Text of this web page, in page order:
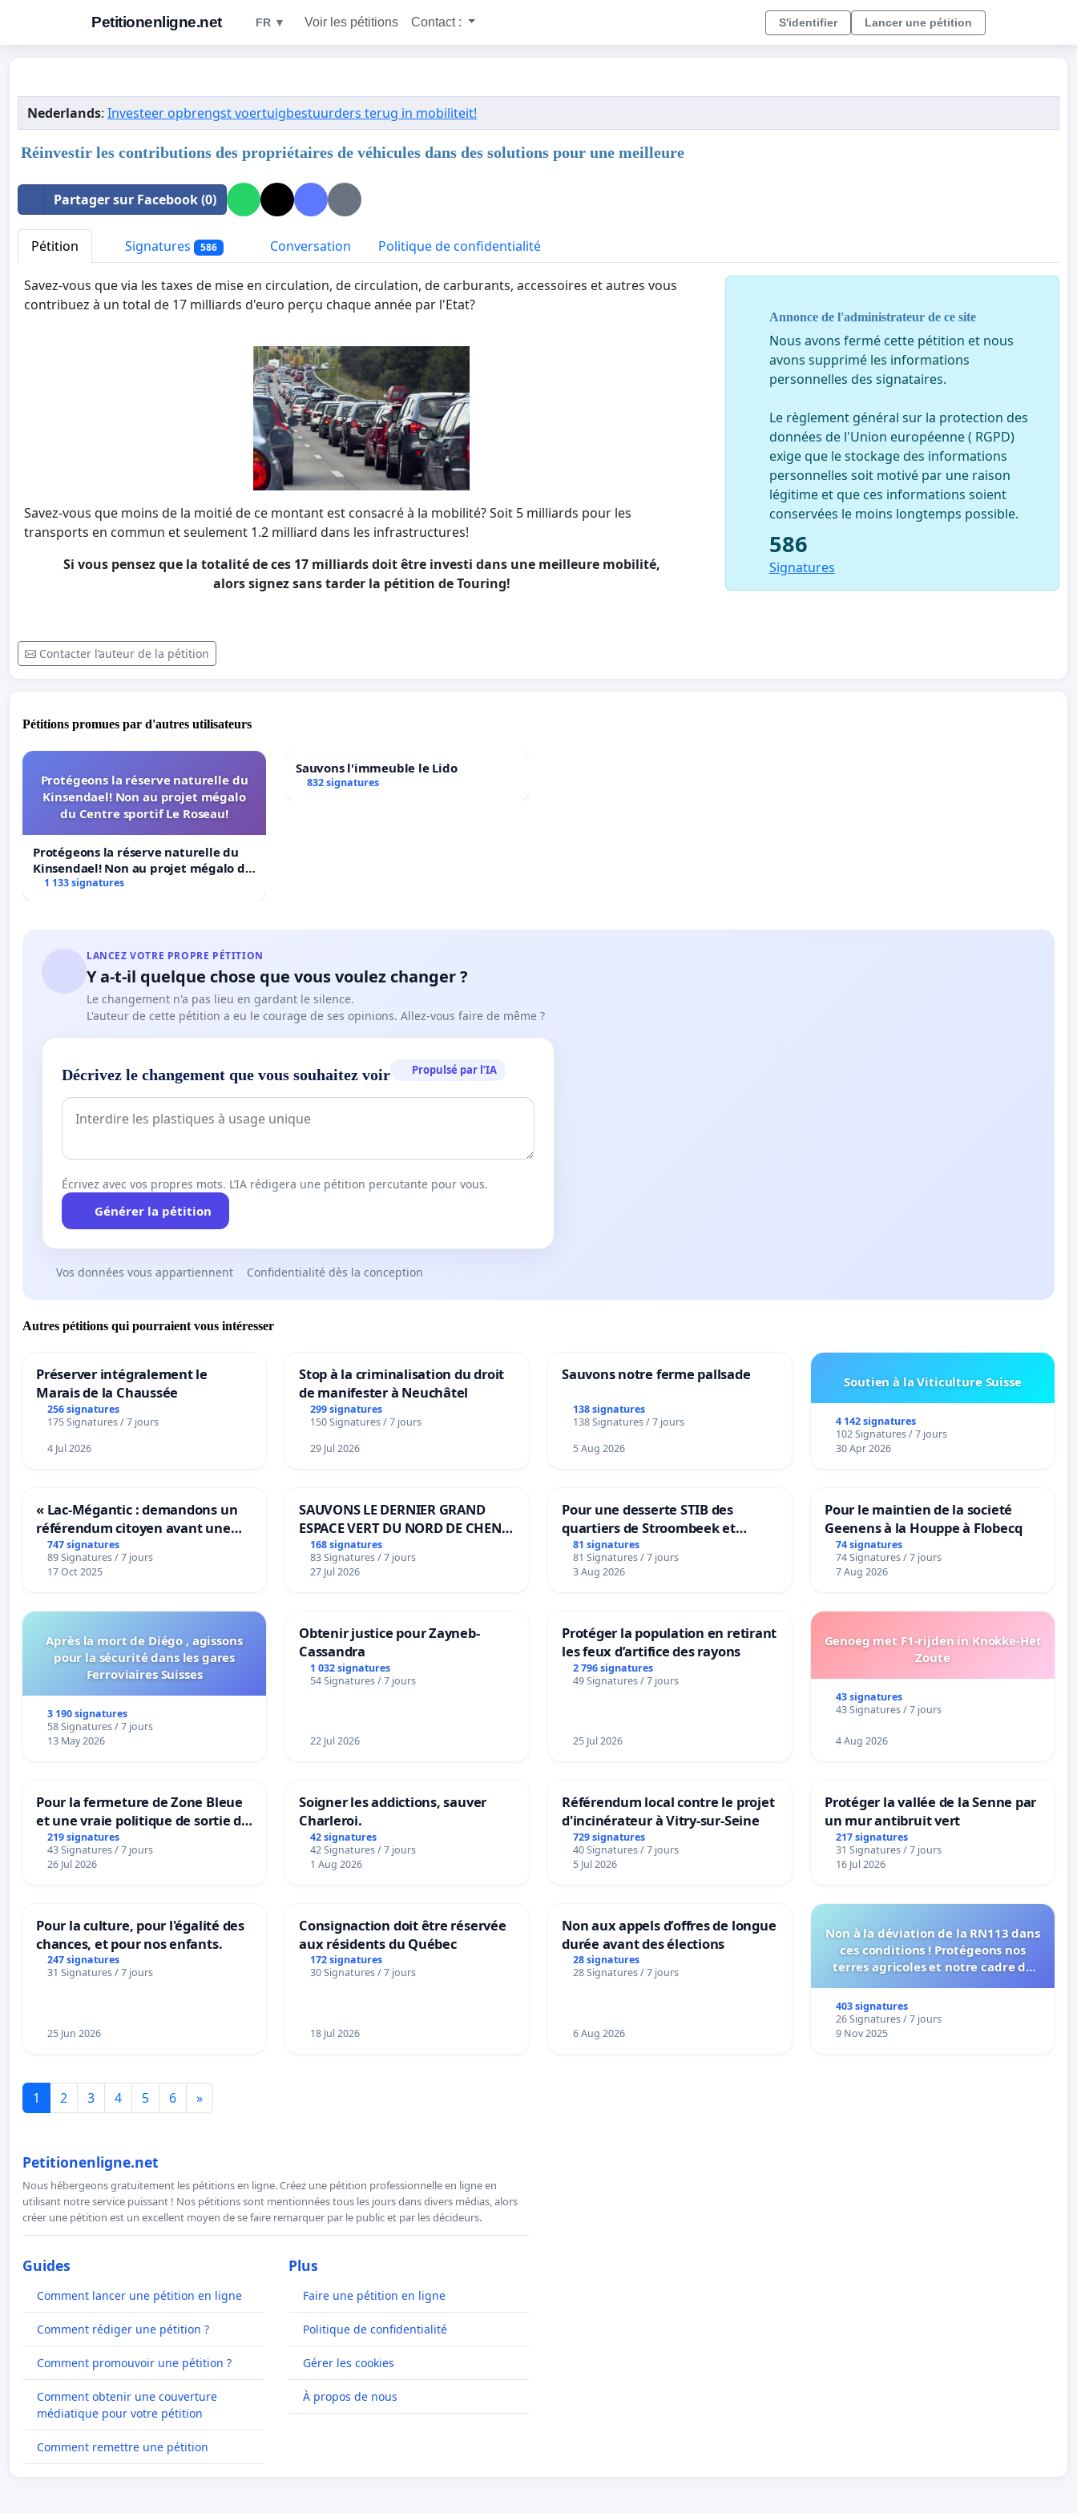
Petitionenligne.net FR ▼ Voir les pétitions Contact : S'identifier Lancer une pétition
Nederlands:Investeer opbrengst voertuigbestuurders terug in mobiliteit!
Réinvestir les contributions des propriétaires de véhicules dans des solutions pour une meilleure
Partager sur Facebook (0)
Pétition Signatures 586 Conversation Politique de confidentialité
Savez-vous que via les taxes de mise en circulation, de circulation, de carburants, accessoires et autres vous
contribuez à un total de 17 milliards d'euro perçu chaque année par l'Etat?
Savez-vous que moins de la moitié de ce montant est consacré à la mobilité? Soit 5 milliards pour les
transports en commun et seulement 1.2 milliard dans les infrastructures!
Si vous pensez que la totalité de ces 17 milliards doit être investi dans une meilleure mobilité,
alors signez sans tarder la pétition de Touring!
Contacter l’auteur de la pétition
Annonce de l'administrateur de ce site
Nous avons fermé cette pétition et nous
avons supprimé les informations
personnelles des signataires.
Le règlement général sur la protection des
données de l'Union européenne ( RGPD)
exige que le stockage des informations
personnelles soit motivé par une raison
légitime et que ces informations soient
conservées le moins longtemps possible.
586
Signatures
Pétitions promues par d'autres utilisateurs
Protégeons la réserve naturelle du
Kinsendael! Non au projet mégalo
du Centre sportif Le Roseau!
Protégeons la réserve naturelle du
Kinsendael! Non au projet mégalo du
Centre sportif Le Roseau!
1 133 signatures
Sauvons l'immeuble le Lido
832 signatures
LANCEZ VOTRE PROPRE PÉTITION
Y a-t-il quelque chose que vous voulez changer ?
Le changement n'a pas lieu en gardant le silence.
L'auteur de cette pétition a eu le courage de ses opinions. Allez-vous faire de même ?
Décrivez le changement que vous souhaitez voir Propulsé par l’IA
Écrivez avec vos propres mots. L’IA rédigera une pétition percutante pour vous.
Générer la pétition
Vos données vous appartiennent Confidentialité dès la conception
Autres pétitions qui pourraient vous intéresser
Préserver intégralement le
Marais de la Chaussée
256 signatures
175 Signatures / 7 jours
4 Jul 2026
Stop à la criminalisation du droit
de manifester à Neuchâtel
299 signatures
150 Signatures / 7 jours
29 Jul 2026
Sauvons notre ferme pallsade
138 signatures
138 Signatures / 7 jours
5 Aug 2026
Soutien à la Viticulture Suisse
4 142 signatures
102 Signatures / 7 jours
30 Apr 2026
« Lac-Mégantic : demandons un
référendum citoyen avant une
transformation irréversible de
notre territoire »
747 signatures
89 Signatures / 7 jours
17 Oct 2025
SAUVONS LE DERNIER GRAND
ESPACE VERT DU NORD DE CHENE-
BOUGERIES
168 signatures
83 Signatures / 7 jours
27 Jul 2026
Pour une desserte STIB des
quartiers de Stroombeek et
Beauval - Voor een MIVB-
bediening van de wijken
Strombeek en Het Voor
81 signatures
81 Signatures / 7 jours
3 Aug 2026
Pour le maintien de la societé
Geenens à la Houppe à Flobecq
74 signatures
74 Signatures / 7 jours
7 Aug 2026
Après la mort de Diégo , agissons
pour la sécurité dans les gares
Ferroviaires Suisses
3 190 signatures
58 Signatures / 7 jours
13 May 2026
Obtenir justice pour Zayneb-
Cassandra
1 032 signatures
54 Signatures / 7 jours
22 Jul 2026
Protéger la population en retirant
les feux d’artifice des rayons
2 796 signatures
49 Signatures / 7 jours
25 Jul 2026
Genoeg met F1-rijden in Knokke-Het
Zoute
43 signatures
43 Signatures / 7 jours
4 Aug 2026
Pour la fermeture de Zone Bleue
et une vraie politique de sortie de
la dépendance
219 signatures
43 Signatures / 7 jours
26 Jul 2026
Soigner les addictions, sauver
Charleroi.
42 signatures
42 Signatures / 7 jours
1 Aug 2026
Référendum local contre le projet
d'incinérateur à Vitry-sur-Seine
729 signatures
40 Signatures / 7 jours
5 Jul 2026
Protéger la vallée de la Senne par
un mur antibruit vert
217 signatures
31 Signatures / 7 jours
16 Jul 2026
Pour la culture, pour l'égalité des
chances, et pour nos enfants.
247 signatures
31 Signatures / 7 jours
25 Jun 2026
Consignaction doit être réservée
aux résidents du Québec
172 signatures
30 Signatures / 7 jours
18 Jul 2026
Non aux appels d’offres de longue
durée avant des élections
28 signatures
28 Signatures / 7 jours
6 Aug 2026
Non à la déviation de la RN113 dans
ces conditions ! Protégeons nos
terres agricoles et notre cadre de
403 signatures
26 Signatures / 7 jours
9 Nov 2025
1 2 3 4 5 6 »
Petitionenligne.net
Nous hébergeons gratuitement les pétitions en ligne. Créez une pétition professionnelle en ligne en
utilisant notre service puissant ! Nos pétitions sont mentionnées tous les jours dans divers médias, alors
créer une pétition est un excellent moyen de se faire remarquer par le public et par les décideurs.
Guides
Comment lancer une pétition en ligne
Comment rédiger une pétition ?
Comment promouvoir une pétition ?
Comment obtenir une couverture
médiatique pour votre pétition
Comment remettre une pétition
Plus
Faire une pétition en ligne
Politique de confidentialité
Gérer les cookies
À propos de nous